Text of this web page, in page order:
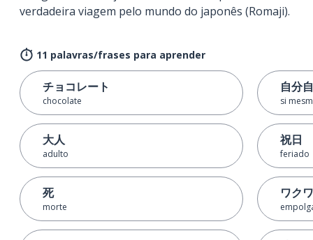
verdadeira viagem pelo mundo do japonês (Romaji).
11 palavras/frases para aprender
チョコレート
chocolate
大人
adulto
死
morte
自分
si
祝日
feriado
ワク